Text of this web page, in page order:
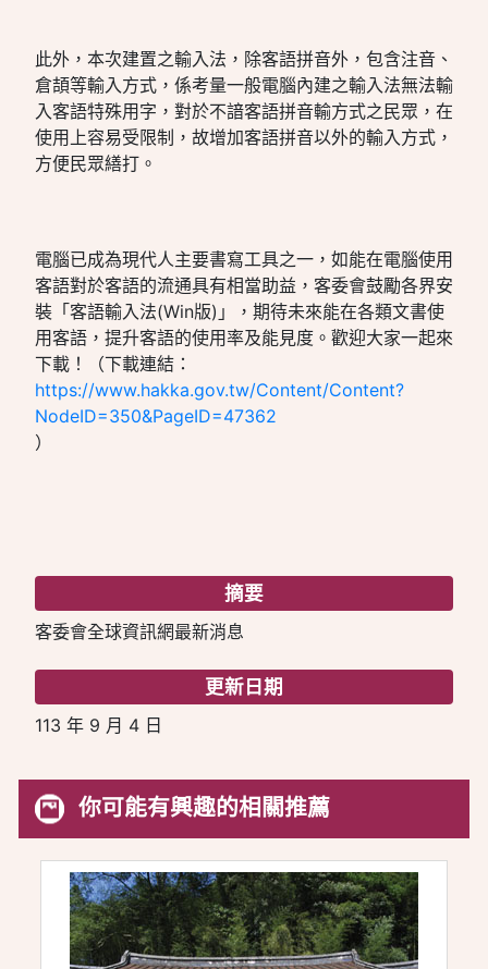
此外，本次建置之輸入法，除客語拼音外，包含注音、
倉頡等輸入方式，係考量一般電腦內建之輸入法無法輸
入客語特殊用字，對於不諳客語拼音輸方式之民眾，在
使用上容易受限制，故增加客語拼音以外的輸入方式，
方便民眾繕打。
電腦已成為現代人主要書寫工具之一，如能在電腦使用
客語對於客語的流通具有相當助益，客委會鼓勵各界安
裝「客語輸入法(Win版)」，期待未來能在各類文書使
用客語，提升客語的使用率及能見度。歡迎大家一起來
下載！（下載連結：
https://www.hakka.gov.tw/Content/Content?
NodeID=350&PageID=47362
）
摘要
客委會全球資訊網最新消息
更新日期
113 年 9 月 4 日
你可能有興趣的相關推薦